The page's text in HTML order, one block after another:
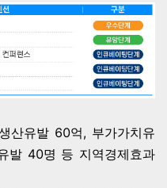
산유발 60억, 부가가치유
발 40명 등 지역경제효과